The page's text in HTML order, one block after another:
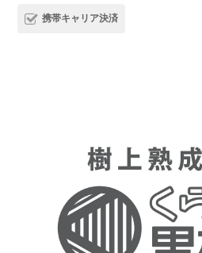
携帯キャリア決済